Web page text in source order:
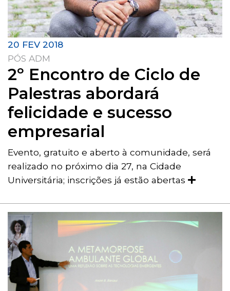
20 FEV 2018
PÓS ADM
2º Encontro de Ciclo de
Palestras abordará
felicidade e sucesso
empresarial
Evento, gratuito e aberto à comunidade, será
realizado no próximo dia 27, na Cidade
Universitária; inscrições já estão abertas